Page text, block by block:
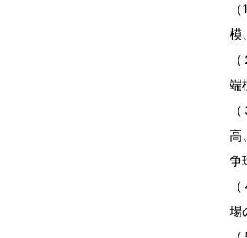
模
端
高
争
場